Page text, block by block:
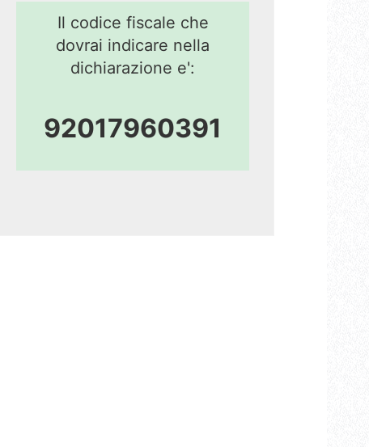
Il codice fiscale che
dovrai indicare nella
dichiarazione e':
92017960391